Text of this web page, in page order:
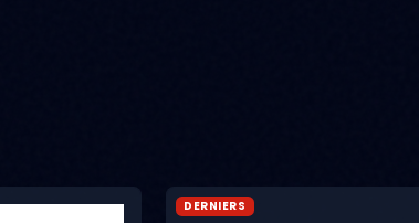
DERNIERS